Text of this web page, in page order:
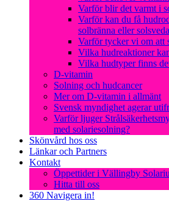
Varför blir det varmt i
Varför kan du få
solbränna eller
Varför tycker vi om att
Vilka hudreaktioner
Vilka hudtyper finns
D-vitamin
Solning och hudcancer
Mer om D-vitamin i allmänt
Svensk myndighet agerar
Varför ljuger
med solariesolning?
Skönvård hos oss
Länkar och Partners
Kontakt
Öppettider i Vällingby
Hitta till oss
360 Navigera in!